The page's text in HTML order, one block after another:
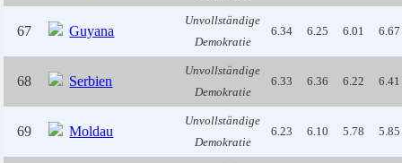
67 Guyana
Unvollständige
Demokratie
6.34 6.25 6.01 6.67
68 Serbien
Unvollständige
Demokratie
6.33 6.36 6.22 6.41
69 Moldau
Unvollständige
Demokratie
6.23 6.10 5.78 5.85